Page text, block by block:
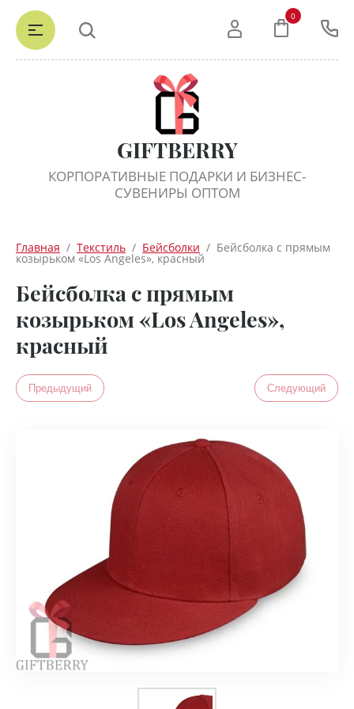
GIFTBERRY
КОРПОРАТИВНЫЕ ПОДАРКИ И БИЗНЕС-
СУВЕНИРЫ ОПТОМ
0
Главная
  /
Текстиль
  /
Бейсболки
  /  Бейсболка с прямым
козырьком «Los Angeles», красный
Бейсболка с прямым
козырьком «Los Angeles»,
красный
Предыдущий Следующий